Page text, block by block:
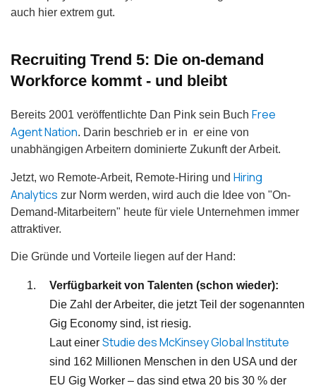
auch hier extrem gut.
Recruiting Trend 5: Die on-demand
Workforce kommt - und bleibt
Bereits 2001 veröffentlichte Dan Pink sein Buch Free
Agent Nation. Darin beschrieb er in er eine von
unabhängigen Arbeitern dominierte Zukunft der Arbeit.
Jetzt, wo Remote-Arbeit, Remote-Hiring und Hiring
Analytics zur Norm werden, wird auch die Idee von "On-
Demand-Mitarbeitern" heute für viele Unternehmen immer
attraktiver.
Die Gründe und Vorteile liegen auf der Hand:
Verfügbarkeit von Talenten (schon wieder):
Die Zahl der Arbeiter, die jetzt Teil der sogenannten
Gig Economy sind, ist riesig.
Laut einer Studie des McKinsey Global Institute
sind 162 Millionen Menschen in den USA und der
EU Gig Worker – das sind etwa 20 bis 30 % der